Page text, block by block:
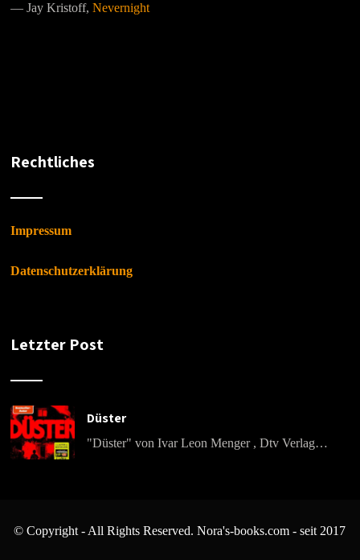
―Jay Kristoff,Nevernight
Rechtliches
Impressum
Datenschutzerklärung
Letzter Post
Düster
"Düster" von Ivar Leon Menger , Dtv Verlag…
© Copyright - All Rights Reserved. Nora's-books.com - seit 2017